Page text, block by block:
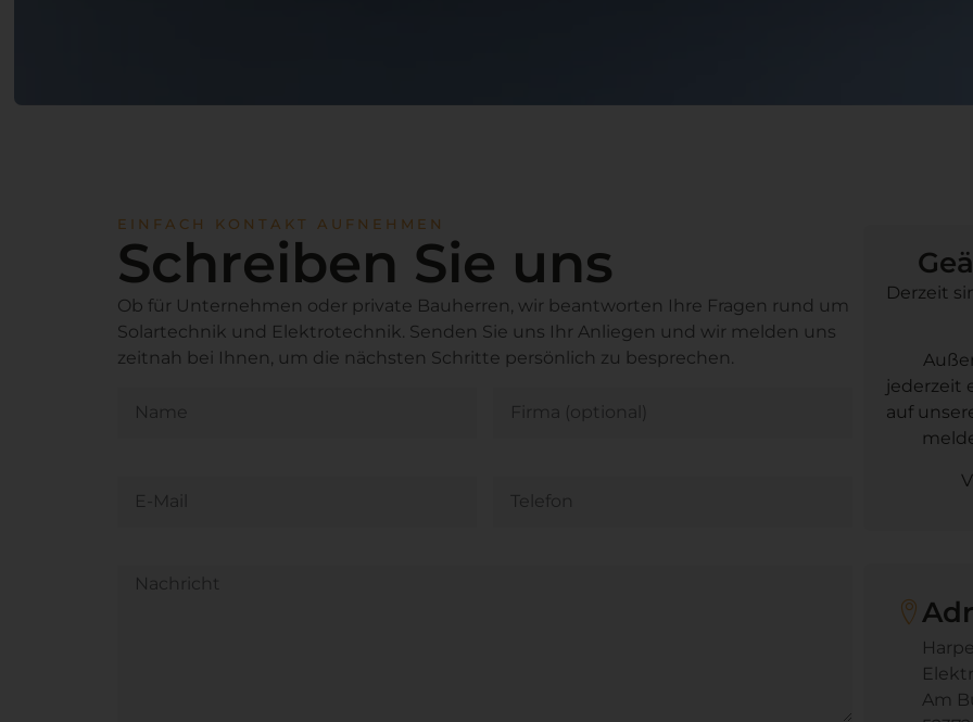
EINFACH KONTAKT AUFNEHMEN
Schreiben Sie uns
Ob für Unternehmen oder private Bauherren, wir beantworten Ihre Fragen rund um
Solartechnik und Elektrotechnik. Senden Sie uns Ihr Anliegen und wir melden uns
zeitnah bei Ihnen, um die nächsten Schritte persönlich zu besprechen.
Am
Derzeit
jederzeit
auf